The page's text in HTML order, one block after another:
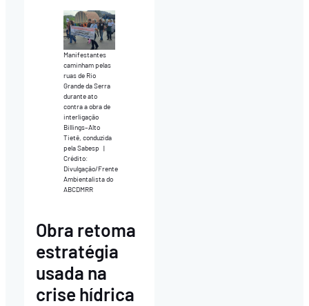
Manifestantes
caminham pelas
ruas de Rio
Grande da Serra
durante ato
contra a obra de
interligação
Billings–Alto
Tietê, conduzida
pela Sabesp |
Crédito:
Divulgação/Frente
Ambientalista do
ABCDMRR
Obra retoma
estratégia
usada na
crise hídrica